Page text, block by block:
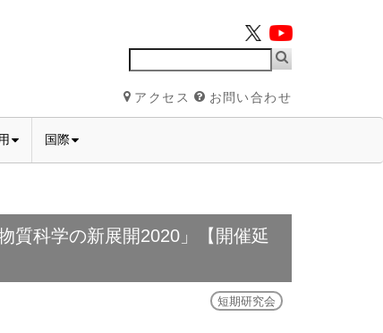
アクセス お問い合わせ
国際
質科学の新展開2020」【開催延
短期研究会